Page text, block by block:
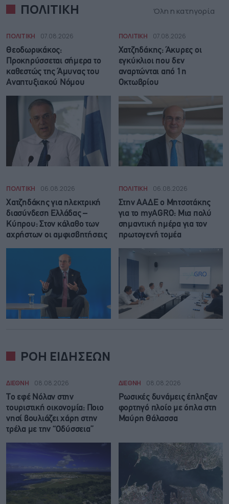
ΠΟΛΙΤΙΚΗ Όλη η κατηγορία
ΠΟΛΙΤΙΚΗ 07.08.2026
Θεοδωρικάκος:
Προκηρύσσεται σήμερα το
καθεστώς της Άμυνας του
Αναπτυξιακού Νόμου
ΠΟΛΙΤΙΚΗ 07.08.2026
Χατζηδάκης: Άκυρες οι
εγκύκλιοι που δεν
αναρτώνται από 1η
Οκτωβρίου
ΠΟΛΙΤΙΚΗ 06.08.2026
Χατζηδάκης για ηλεκτρική
διασύνδεση Ελλάδας –
Κύπρου: Στον κάλαθο των
αχρήστων οι αμφισβητήσεις
ΠΟΛΙΤΙΚΗ 06.08.2026
Στην ΑΑΔΕ ο Μητσοτάκης
για το myAGRO: Μια πολύ
σημαντική ημέρα για τον
πρωτογενή τομέα
ΡΟΗ ΕΙΔΗΣΕΩΝ
ΔΙΕΘΝΗ 08.08.2026
Το εφέ Νόλαν στην
τουριστική οικονομία: Ποιο
νησί βουλιάζει χάρη στην
τρέλα με την “Οδύσσεια”
ΔΙΕΘΝΗ 08.08.2026
Ρωσικές δυνάμεις έπληξαν
φορτηγό πλοίο με όπλα στη
Μαύρη Θάλασσα